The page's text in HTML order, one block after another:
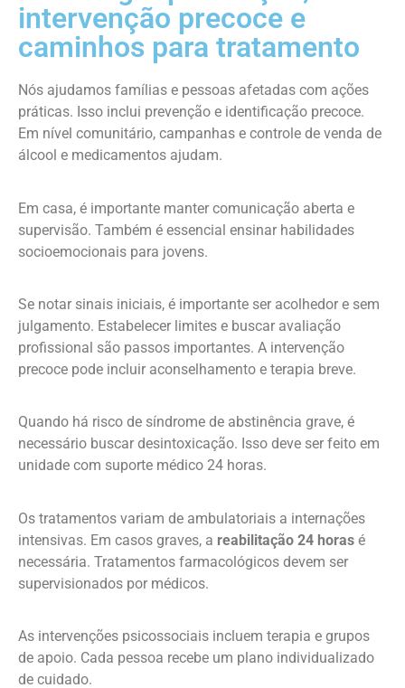
intervenção precoce e
caminhos para tratamento
Nós ajudamos famílias e pessoas afetadas com ações
práticas. Isso inclui prevenção e identificação precoce.
Em nível comunitário, campanhas e controle de venda de
álcool e medicamentos ajudam.
Em casa, é importante manter comunicação aberta e
supervisão. Também é essencial ensinar habilidades
socioemocionais para jovens.
Se notar sinais iniciais, é importante ser acolhedor e sem
julgamento. Estabelecer limites e buscar avaliação
profissional são passos importantes. A intervenção
precoce pode incluir aconselhamento e terapia breve.
Quando há risco de síndrome de abstinência grave, é
necessário buscar desintoxicação. Isso deve ser feito em
unidade com suporte médico 24 horas.
Os tratamentos variam de ambulatoriais a internações
intensivas. Em casos graves, a reabilitação 24 horas é
necessária. Tratamentos farmacológicos devem ser
supervisionados por médicos.
As intervenções psicossociais incluem terapia e grupos
de apoio. Cada pessoa recebe um plano individualizado
de cuidado.